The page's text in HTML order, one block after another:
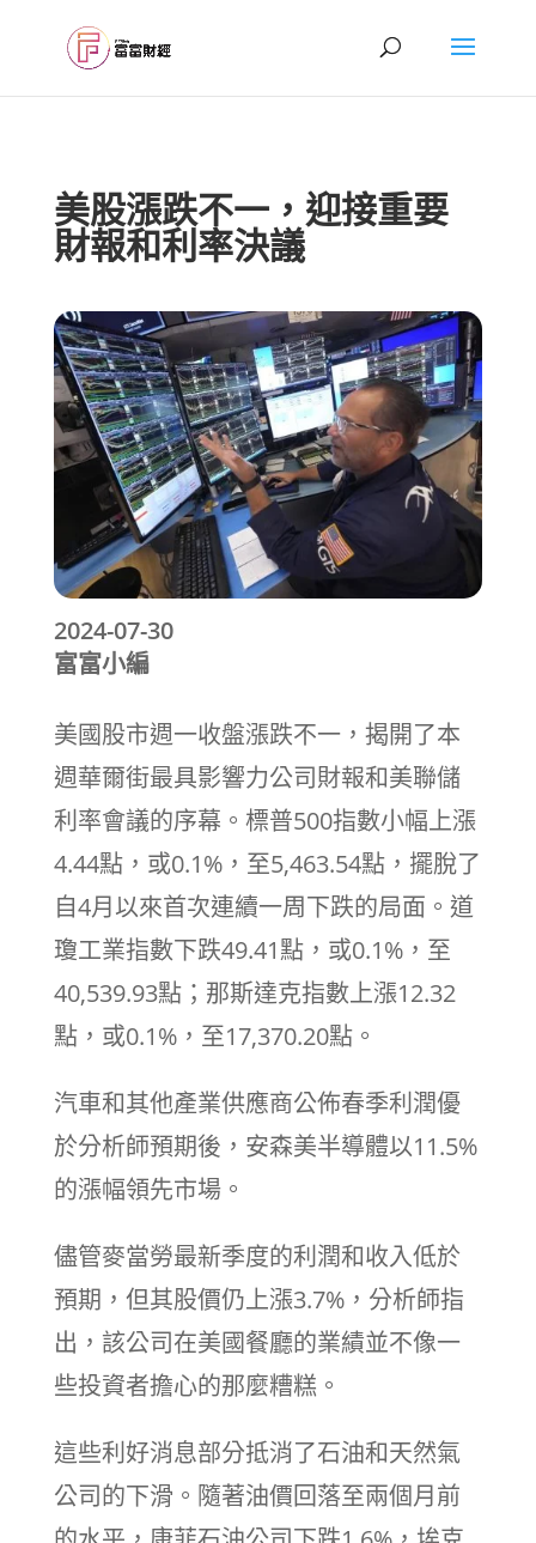
美股漲跌不一，迎接重要
財報和利率決議
2024-07-30
富富小編
美國股市週一收盤漲跌不一，揭開了本
週華爾街最具影響力公司財報和美聯儲
利率會議的序幕。標普500指數小幅上漲
4.44點，或0.1%，至5,463.54點，擺脫了
自4月以來首次連續一周下跌的局面。道
瓊工業指數下跌49.41點，或0.1%，至
40,539.93點；那斯達克指數上漲12.32
點，或0.1%，至17,370.20點。
汽車和其他產業供應商公佈春季利潤優
於分析師預期後，安森美半導體以11.5%
的漲幅領先市場。
儘管麥當勞最新季度的利潤和收入低於
預期，但其股價仍上漲3.7%，分析師指
出，該公司在美國餐廳的業績並不像一
些投資者擔心的那麼糟糕。
這些利好消息部分抵消了石油和天然氣
公司的下滑。隨著油價回落至兩個月前